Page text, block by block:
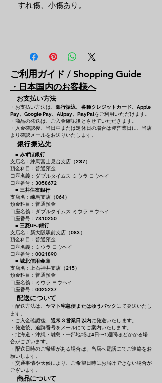
すれ傷、小傷あり。
ご利用ガイド / Shopping Guide
・日本国内のお客様へ
お支払い方法
・お支払い方法は、 銀行振込、各種クレジットカード、 Apple
Pay、Google Pay、Alipay、PayPalをご利用いただけます。
・商品の発送は、ご入金確認後とさせていただきます。
・入金確認後、当日中または定休日の場合は翌営業日に、当店
より確認メールをお送りいたします。
銀行振込先
■ みずほ銀行
支店名：練馬富士見台支店（237）
預金科目：普通預金
口座名義：ダブルタイムス ミウラ ヨウヘイ
口座番号：3058672
■ 三井住友銀行
支店名：練馬支店（064）
預金科目：普通預金
口座名義：ダブルタイムス ミウラ ヨウヘイ
口座番号：7310250
■ 三菱UFJ銀行
支店名：新大阪駅前支店（083）
預金科目：普通預金
口座名義：ミウラ ヨウヘイ
口座番号：0021890
■ 城北信用金庫
支店名：上石神井支店（215）
預金科目：普通預金
口座名義：ミウラ ヨウヘイ
口座番号：0025237
配送について
・配送方法は、 ヤマト宅急便またはゆうパックにて発送いたし
ます。
・ご入金確認後、 通常３営業日以内に発送いたします。
・発送後、追跡番号をメールにてご案内いたします。
・北海道・沖縄・離島・一部地域は4日〜1週間ほどかかる場
合がございます。
・配送日時のご希望がある場合は、当店へ電話にてご連絡をお
願いします。
・交通事情や天候により、ご希望日時にお届けできない場合が
ございます。
商品について